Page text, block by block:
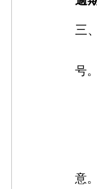
三
号。
意。